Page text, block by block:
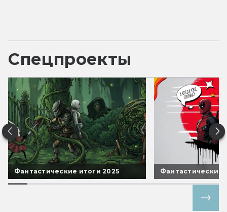
Спецпроекты
Фантастические итоги 2025 Фантастические